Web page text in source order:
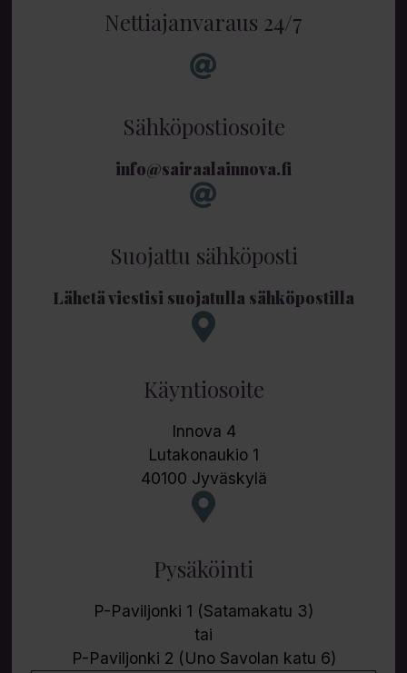
Nettiajanvaraus 24/7
Sähköpostiosoite
info@sairaalainnova.fi
Suojattu sähköposti
Lähetä viestisi suojatulla sähköpostilla
Käyntiosoite
Innova 4
Lutakonaukio 1
40100 Jyväskylä
Pysäköinti
P-Paviljonki 1 (Satamakatu 3)
tai
P-Paviljonki 2 (Uno Savolan katu 6)